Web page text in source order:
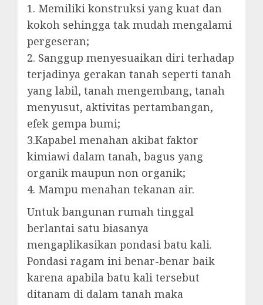
1. Memiliki konstruksi yang kuat dan
kokoh sehingga tak mudah mengalami
pergeseran;
2. Sanggup menyesuaikan diri terhadap
terjadinya gerakan tanah seperti tanah
yang labil, tanah mengembang, tanah
menyusut, aktivitas pertambangan,
efek gempa bumi;
3.Kapabel menahan akibat faktor
kimiawi dalam tanah, bagus yang
organik maupun non organik;
4. Mampu menahan tekanan air.
Untuk bangunan rumah tinggal
berlantai satu biasanya
mengaplikasikan pondasi batu kali.
Pondasi ragam ini benar-benar baik
karena apabila batu kali tersebut
ditanam di dalam tanah maka